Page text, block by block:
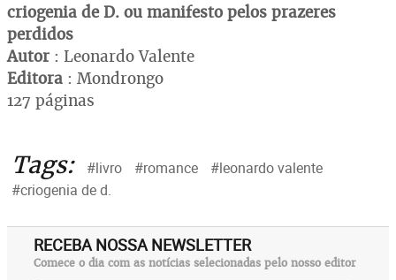
criogenia de D. ou manifesto pelos prazeres
perdidos
Autor : Leonardo Valente
Editora : Mondrongo
127 páginas
Tags: #livro #romance
#leonardo valente
#criogenia de d.
RECEBA NOSSA NEWSLETTER
Comece o dia com as notícias selecionadas pelo nosso editor